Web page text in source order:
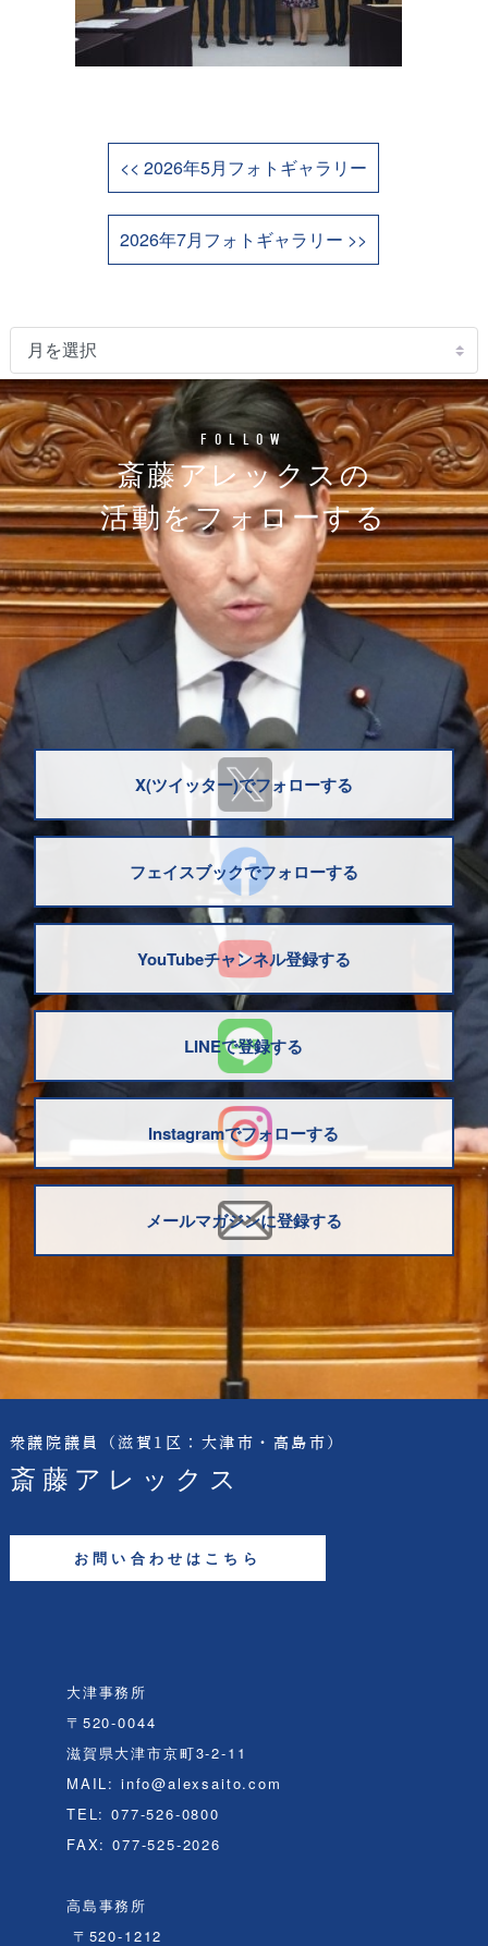
<< 2026年5月フォトギャラリー
2026年7月フォトギャラリー >>
FOLLOW
斎藤アレックスの
活動をフォローする
X(ツイッター)でフォローする
フェイスブックでフォローする
YouTubeチャンネル登録する
LINEで登録する
Instagramでフォローする
メールマガジンに登録する
衆議院議員 （滋賀1区：大津市・高島市）
斎藤アレックス
お問い合わせはこちら
大津事務所
〒520-0044
滋賀県大津市京町3-2-11
MAIL: info@alexsaito.com
TEL: 077-526-0800
FAX: 077-525-2026
高島事務所
〒520-1212